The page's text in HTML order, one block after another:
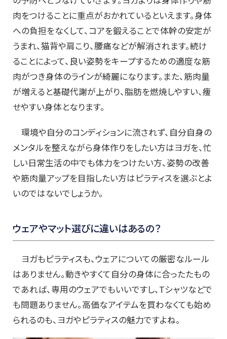
肉をつけることに重点がおかれているといえます。身体
への負担をなくして、コアを鍛えることで体幹の安定が
うまれ、猫背や肩こり、腰痛などが解消されます。続け
ることによって、良い姿勢をキープするための適度な筋
肉がつき身体のラインが綺麗になります。また、筋肉量
が増えると基礎代謝が上がり、脂肪を燃焼しやすい、痩
せやすい身体となります。
環境や自分のコンディションに流されず、自分自身の
メンタルを整えながら身体作りをしたい方はヨガを、忙
しい日常生活の中でも体力をつけたい方、姿勢の改善
や筋肉量アップを目指したい方はピラティスを選ぶとよ
いのではないでしょうか。
ウェアやマット選びに違いはあるの？
ヨガもピラティスも、ウェアについての厳密なルール
はありません。動きやすくて自分の身体に合ったたもの
であれば、専用のウェアでもいいですし、Tシャツなどで
も問題ありません。高価なアイテムを買わなくても始め
られるのも、ヨガやピラティスの魅力ですよね。